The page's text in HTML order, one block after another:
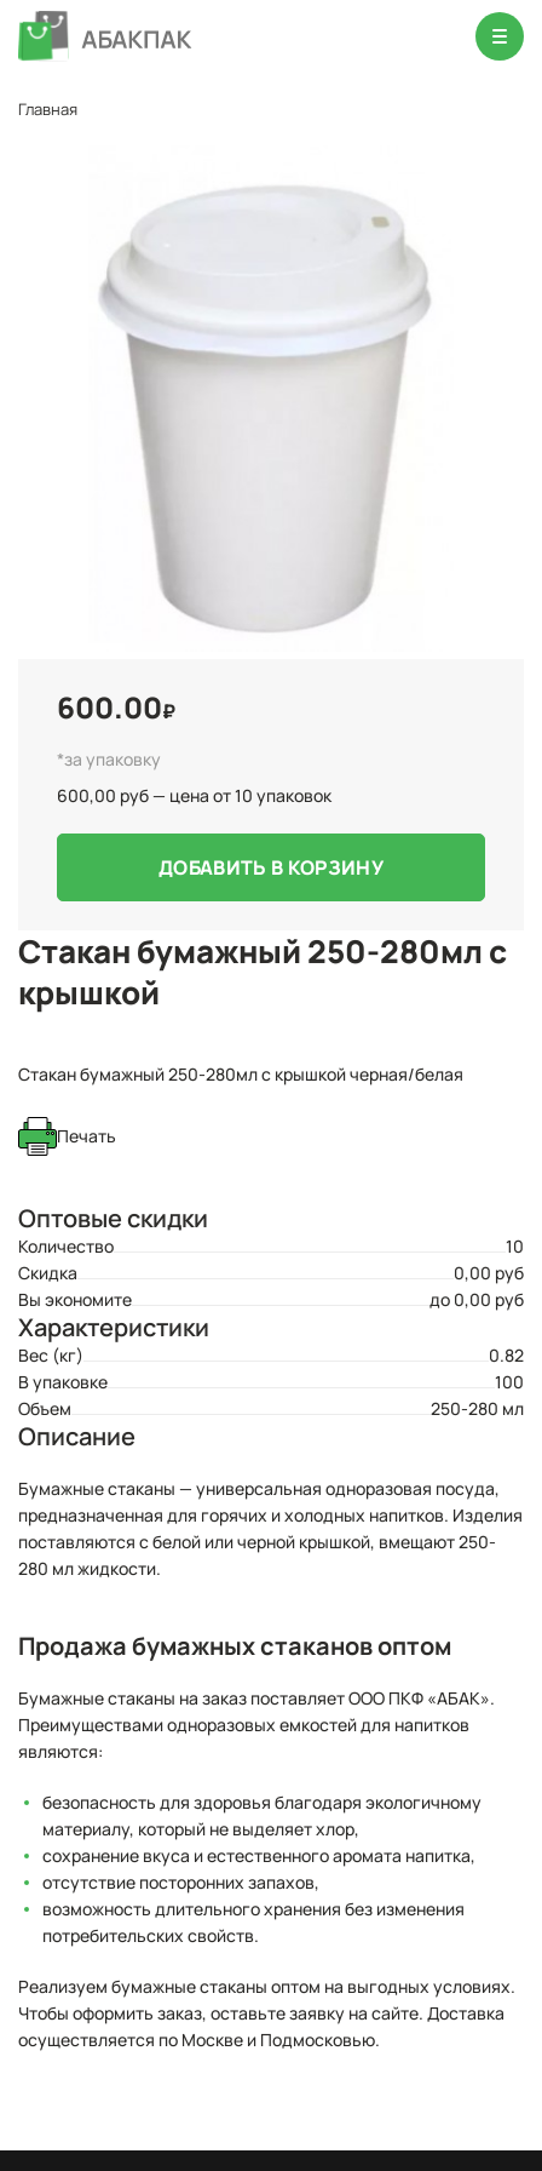
Главная
Стакан бумажный 250-280мл с
крышкой
Стакан бумажный 250-280мл с крышкой черная/белая
Печать
Оптовые скидки
Количество
10
Скидка
0,00 руб
Вы экономите
до 0,00 руб
Характеристики
Вес (кг)
0.82
В упаковке
100
Объем
250-280 мл
Описание
Бумажные стаканы — универсальная одноразовая посуда,
предназначенная для горячих и холодных напитков. Изделия
поставляются с белой или черной крышкой, вмещают 250-
280 мл жидкости.
Продажа бумажных стаканов оптом
Бумажные стаканы на заказ поставляет ООО ПКФ «АБАК».
Преимуществами одноразовых емкостей для напитков
являются:
безопасность для здоровья благодаря экологичному
материалу, который не выделяет хлор,
сохранение вкуса и естественного аромата напитка,
отсутствие посторонних запахов,
возможность длительного хранения без изменения
потребительских свойств.
Реализуем бумажные стаканы оптом на выгодных условиях.
Чтобы оформить заказ, оставьте заявку на сайте. Доставка
осуществляется по Москве и Подмосковью.
600.00₽
*за упаковку
600,00 руб — цена от 10 упаковок
ДОБАВИТЬ В КОРЗИНУ